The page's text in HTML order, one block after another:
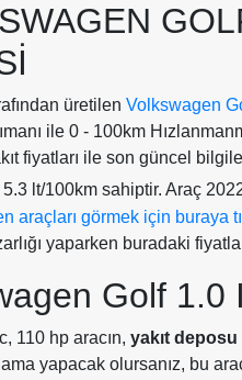
üretilen Volkswagen
ile 0 - 100km
fiyatları ile son güncel
5.3 lt/100km sahiptir. Araç
araçları görmek için buraya
yaparken buradaki
Golf
110 hp aracın, yakıt
yapacak olursanız, bu